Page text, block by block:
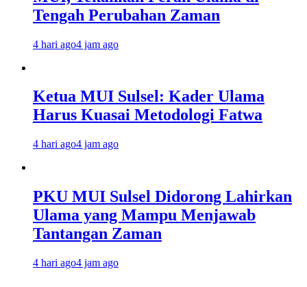
Tengah Perubahan Zaman
4 hari ago4 jam ago
Ketua MUI Sulsel: Kader Ulama
Harus Kuasai Metodologi Fatwa
4 hari ago4 jam ago
PKU MUI Sulsel Didorong Lahirkan
Ulama yang Mampu Menjawab
Tantangan Zaman
4 hari ago4 jam ago